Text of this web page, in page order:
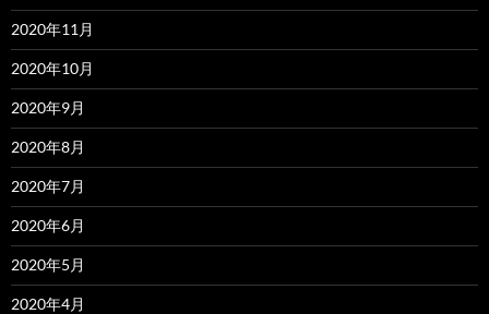
2020年11月
2020年10月
2020年9月
2020年8月
2020年7月
2020年6月
2020年5月
2020年4月